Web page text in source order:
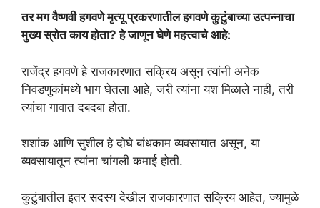
तर मग वैष्णवी हगवणे मृत्यू प्रकरणातील हगवणे कुटुंबाच्या उत्पन्नाचा
मुख्य स्रोत काय होता? हे जाणून घेणे महत्त्वाचे आहे:
राजेंद्र हगवणे हे राजकारणात सक्रिय असून त्यांनी अनेक
निवडणुकांमध्ये भाग घेतला आहे, जरी त्यांना यश मिळाले नाही, तरी
त्यांचा गावात दबदबा होता.
शशांक आणि सुशील हे दोघे बांधकाम व्यवसायात असून, या
व्यवसायातून त्यांना चांगली कमाई होती.
कुटुंबातील इतर सदस्य देखील राजकारणात सक्रिय आहेत, ज्यामुळे